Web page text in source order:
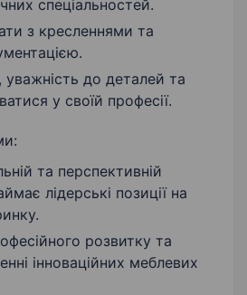
спеціальностей.
з кресленнями та
уважність до деталей та
у своїй професії.
та перспективній
лідерські позиції на
розвитку та
інноваційних меблевих